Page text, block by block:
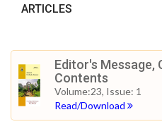
ARTICLES
Editor's Message,
Contents
Volume:23, Issue: 1
Read/Download